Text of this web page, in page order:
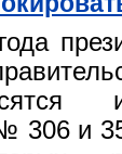
306 и